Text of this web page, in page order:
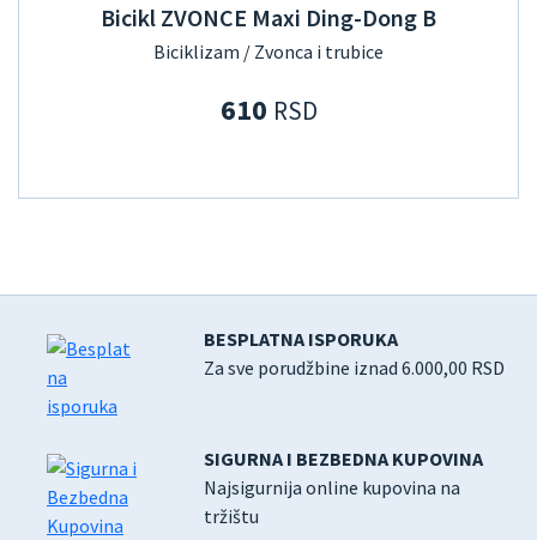
Bicikl ZVONCE Maxi Ding-Dong B
Biciklizam / Zvonca i trubice
610 RSD
BESPLATNA ISPORUKA
Za sve porudžbine iznad 6.000,00 RSD
SIGURNA I BEZBEDNA KUPOVINA
Najsigurnija online kupovina na
tržištu